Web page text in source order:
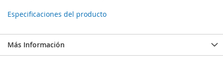
Especificaciones del producto
Más Información